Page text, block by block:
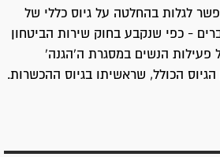
לגלות בהחלטה על גיוס כללי של
- כפי שנקבע בחוק שירות הביטחון
הנשים במסגרת ה'הגנה'
הכולל, שראשיתו בגיוס ההכשרות.